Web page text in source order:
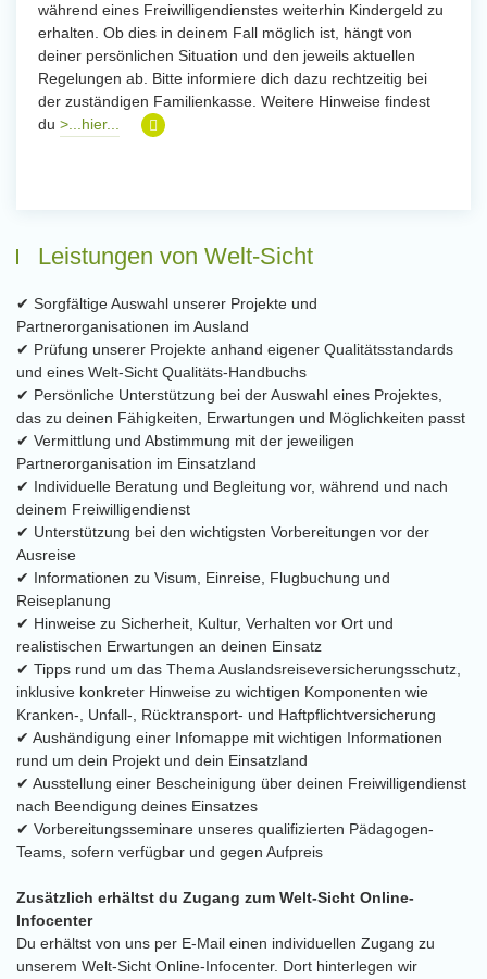
während eines Freiwilligendienstes weiterhin Kindergeld zu
erhalten. Ob dies in deinem Fall möglich ist, hängt von
deiner persönlichen Situation und den jeweils aktuellen
Regelungen ab. Bitte informiere dich dazu rechtzeitig bei
der zuständigen Familienkasse. Weitere Hinweise findest
du >...hier...
Leistungen von Welt-Sicht
✔ Sorgfältige Auswahl unserer Projekte und
Partnerorganisationen im Ausland
✔ Prüfung unserer Projekte anhand eigener Qualitätsstandards
und eines Welt-Sicht Qualitäts-Handbuchs
✔ Persönliche Unterstützung bei der Auswahl eines Projektes,
das zu deinen Fähigkeiten, Erwartungen und Möglichkeiten passt
✔ Vermittlung und Abstimmung mit der jeweiligen
Partnerorganisation im Einsatzland
✔ Individuelle Beratung und Begleitung vor, während und nach
deinem Freiwilligendienst
✔ Unterstützung bei den wichtigsten Vorbereitungen vor der
Ausreise
✔ Informationen zu Visum, Einreise, Flugbuchung und
Reiseplanung
✔ Hinweise zu Sicherheit, Kultur, Verhalten vor Ort und
realistischen Erwartungen an deinen Einsatz
✔ Tipps rund um das Thema Auslandsreiseversicherungsschutz,
inklusive konkreter Hinweise zu wichtigen Komponenten wie
Kranken-, Unfall-, Rücktransport- und Haftpflichtversicherung
✔ Aushändigung einer Infomappe mit wichtigen Informationen
rund um dein Projekt und dein Einsatzland
✔ Ausstellung einer Bescheinigung über deinen Freiwilligendienst
nach Beendigung deines Einsatzes
✔ Vorbereitungsseminare unseres qualifizierten Pädagogen-
Teams, sofern verfügbar und gegen Aufpreis
Zusätzlich erhältst du Zugang zum Welt-Sicht Online-
Infocenter
Du erhältst von uns per E-Mail einen individuellen Zugang zu
unserem Welt-Sicht Online-Infocenter. Dort hinterlegen wir